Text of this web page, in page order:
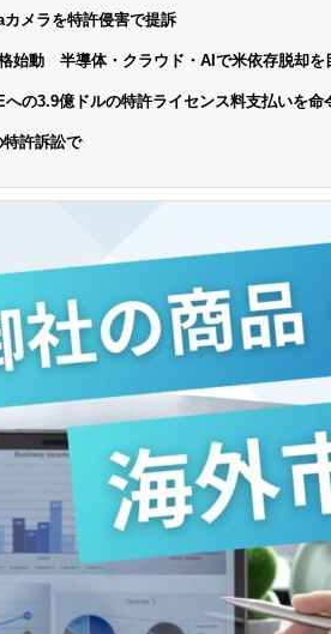
カメラを特許侵害で提訴
始動 半導体・クラウド・AIで米依存脱却を
の3.9億ドルの特許ライセンス料支払いを命
許訴訟で